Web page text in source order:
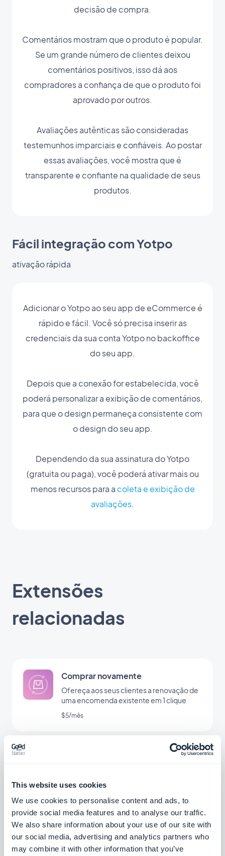
This website uses cookies
We use cookies to personalise content and ads, to
provide social media features and to analyse our traffic.
We also share information about your use of our site with
our social media, advertising and analytics partners who
may combine it with other information that you’ve
decisão de compra.
Comentários mostram que o produto é popular.
Se um grande número de clientes deixou
comentários positivos, isso dá aos
compradores a confiança de que o produto foi
aprovado por outros.
Avaliações autênticas são consideradas
testemunhos imparciais e confiáveis. Ao postar
essas avaliações, você mostra que é
transparente e confiante na qualidade de seus
produtos.
Fácil integração com Yotpo
ativação rápida
Adicionar o Yotpo ao seu app de eCommerce é
rápido e fácil. Você só precisa inserir as
credenciais da sua conta Yotpo no backoffice
do seu app.
Depois que a conexão for estabelecida, você
poderá personalizar a exibição de comentários,
para que o design permaneça consistente com
o design do seu app.
Dependendo da sua assinatura do Yotpo
(gratuita ou paga), você poderá ativar mais ou
menos recursos para a coleta e exibição de
avaliações.
Extensões
relacionadas
Comprar novamente
Ofereça aos seus clientes a renovação de
uma encomenda existente em 1 clique
$5/mês
do Facebook
Grátis
ClickSend
Adicione funcionalidades de mensagens